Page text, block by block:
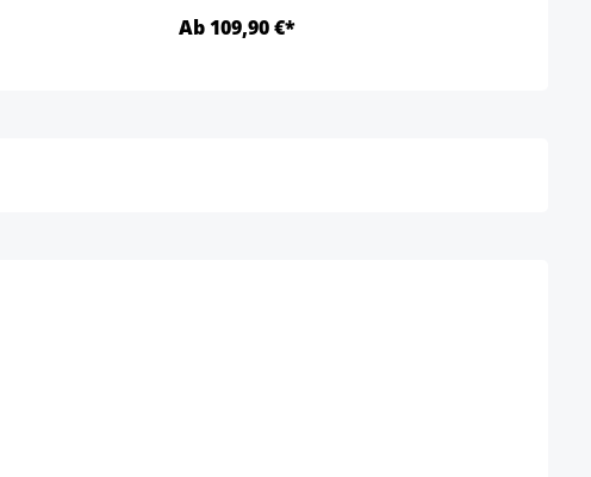
Ab 109,90 €*